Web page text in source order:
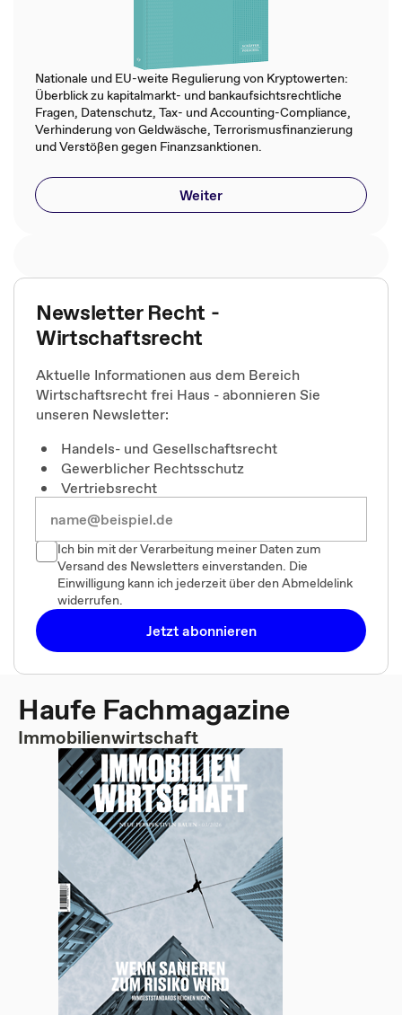
Nationale und EU-weite Regulierung von Kryptowerten:
Überblick zu kapitalmarkt- und bankaufsichtsrechtliche
Fragen, Datenschutz, Tax- und Accounting-Compliance,
Verhinderung von Geldwäsche, Terrorismusfinanzierung
und Verstößen gegen Finanzsanktionen​.​
Weiter
Newsletter Recht -
Wirtschaftsrecht
Aktuelle Informationen aus dem Bereich
Wirtschaftsrecht frei Haus - abonnieren Sie
unseren Newsletter:
Handels- und Gesellschaftsrecht
Gewerblicher Rechtsschutz
Vertriebsrecht
Ich bin mit der Verarbeitung meiner Daten zum
Versand des Newsletters einverstanden. Die
Einwilligung kann ich jederzeit über den Abmeldelink
widerrufen.
Jetzt abonnieren
Haufe Fachmagazine
Immobilienwirtschaft